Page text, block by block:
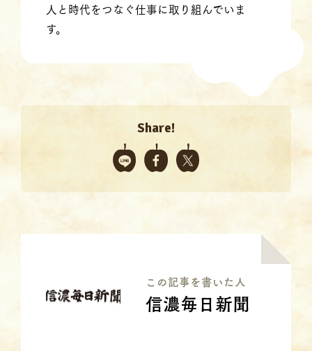
人と時代をつなぐ仕事に取り組んでいま
す。
Share!
この記事を書いた⼈
信濃毎日新聞